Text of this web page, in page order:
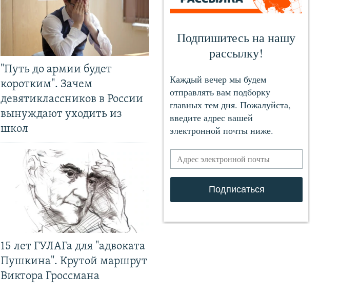
"Путь до армии будет
коротким". Зачем
девятиклассников в России
вынуждают уходить из
школ
15 лет ГУЛАГа для "адвоката
Пушкина". Крутой маршрут
Виктора Гроссмана